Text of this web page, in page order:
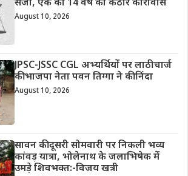
सजा, एक को 14 वर्ष का कठोर कारावास
August 10, 2026
JPSC-JSSC CGL अभ्यर्थियों पर लाठीचार्ज
की भाजपा नेता पवन तिग्गा ने की निंदा
August 10, 2026
सावन की दूसरी सोमवारी पर निकली भव्य
कांवड़ यात्रा, भोलेनाथ के जलाभिषेक में
उमड़े शिवभक्त:-विजय खत्री